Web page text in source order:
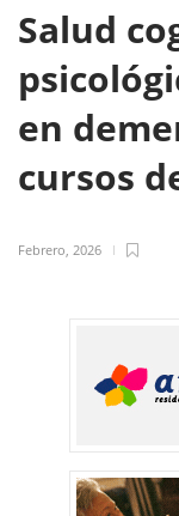
Salud
en
cursos
Febrero, 2026